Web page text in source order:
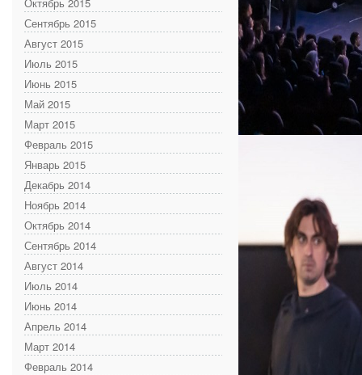
Сентябрь 2015
Август 2015
Июль 2015
Июнь 2015
Май 2015
Март 2015
Февраль 2015
Январь 2015
Декабрь 2014
Ноябрь 2014
Октябрь 2014
Сентябрь 2014
Август 2014
Июль 2014
Июнь 2014
Апрель 2014
Март 2014
Февраль 2014